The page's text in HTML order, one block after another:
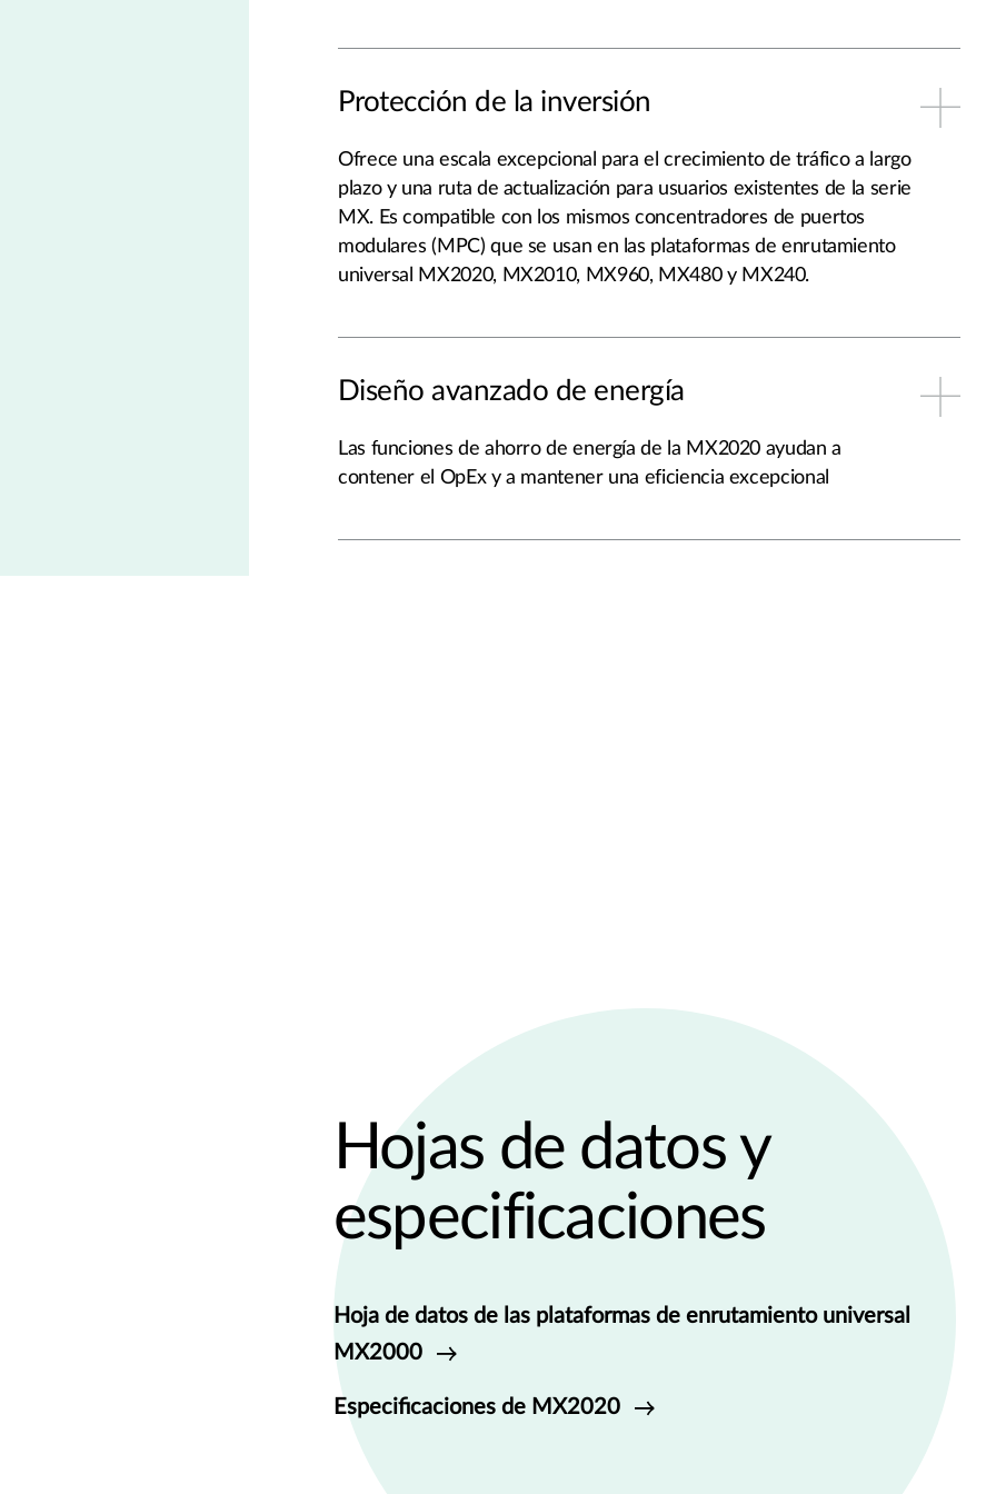
Protección de la inversión
Ofrece una escala excepcional para el crecimiento de tráfico a largo
plazo y una ruta de actualización para usuarios existentes de la serie
MX. Es compatible con los mismos concentradores de puertos
modulares (MPC) que se usan en las plataformas de enrutamiento
universal MX2020, MX2010, MX960, MX480 y MX240.
Diseño avanzado de energía
Las funciones de ahorro de energía de la MX2020 ayudan a
contener el OpEx y a mantener una eficiencia excepcional
Hojas de datos y
especificaciones
Hoja de datos de las plataformas de enrutamiento universal
MX2000
Especificaciones de MX2020